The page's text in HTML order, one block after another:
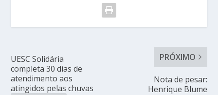
UESC Solidária
completa 30 dias de
atendimento aos
atingidos pelas chuvas
PRÓXIMO
Nota de pesar:
Henrique Blume